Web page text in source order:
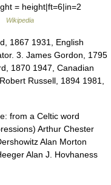
= height|ft=6|in=2
Wikipedia
1867 1931, English
3. James Gordon, 1795
1870 1947, Canadian
Russell, 1894 1981,
from a Celtic word
Arthur Chester
Alan Morton
Alan J. Hovhaness